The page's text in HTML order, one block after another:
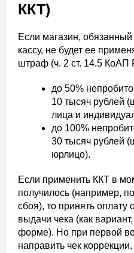
ККТ)
Если магазин,
кассу, не будет ее
штраф (ч. 2 ст. 14.5 КоАП
до 50%
10 тысяч рублей
лица и
до 100%
30 тысяч рублей
юрлицо).
Если применить ККТ в
получилось (например,
сбоя), то принять оплату
выдачи чека (как
форме). Но при первой
направить чек